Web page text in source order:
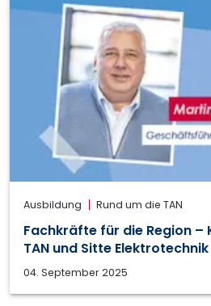
Ausbildung Rund um die TAN
Fachkräfte für die Region
TAN und Sitte Elektrotechnik
04. September 2025